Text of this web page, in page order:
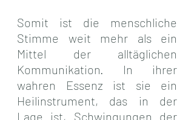
Somit ist die menschliche
Stimme weit mehr als ein
Mittel der alltäglichen
Kommunikation. In ihrer
wahren Essenz ist sie ein
Heilinstrument, das in der
Lage ist, Schwingungen der